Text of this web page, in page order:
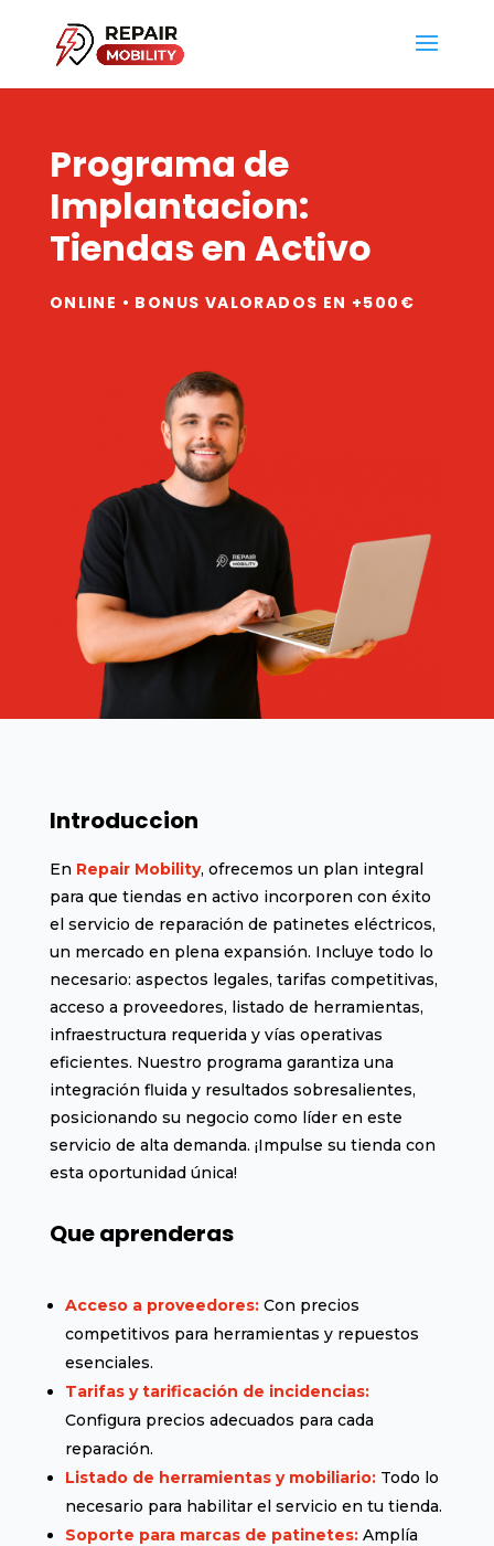
Programa de
Implantacion:
Tiendas en Activo
ONLINE • BONUS VALORADOS EN +500€
Introduccion
En Repair Mobility, ofrecemos un plan integral
para que tiendas en activo incorporen con éxito
el servicio de reparación de patinetes eléctricos,
un mercado en plena expansión. Incluye todo lo
necesario: aspectos legales, tarifas competitivas,
acceso a proveedores, listado de herramientas,
infraestructura requerida y vías operativas
eficientes. Nuestro programa garantiza una
integración fluida y resultados sobresalientes,
posicionando su negocio como líder en este
servicio de alta demanda. ¡Impulse su tienda con
esta oportunidad única!
Que aprenderas
Acceso a proveedores:Con precios
competitivos para herramientas y repuestos
esenciales.
Tarifas y tarificación de incidencias:
Configura precios adecuados para cada
reparación.
Listado de herramientas y mobiliario:Todo lo
necesario para habilitar el servicio en tu tienda.
Soporte para marcas de patinetes:Amplía